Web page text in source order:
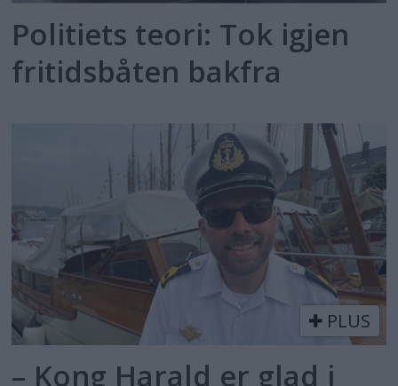
Politiets teori: Tok igjen
fritidsbåten bakfra
PLUS
– Kong Harald er glad i